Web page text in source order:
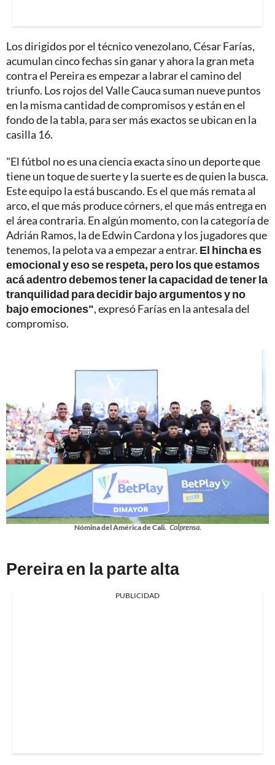
Los dirigidos por el técnico venezolano, César Farías,
acumulan cinco fechas sin ganar y ahora la gran meta
contra el Pereira es empezar a labrar el camino del
triunfo. Los rojos del Valle Cauca suman nueve puntos
en la misma cantidad de compromisos y están en el
fondo de la tabla, para ser más exactos se ubican en la
casilla 16.
"El fútbol no es una ciencia exacta sino un deporte que
tiene un toque de suerte y la suerte es de quien la busca.
Este equipo la está buscando. Es el que más remata al
arco, el que más produce córners, el que más entrega en
el área contraria. En algún momento, con la categoría de
Adrián Ramos, la de Edwin Cardona y los jugadores que
tenemos, la pelota va a empezar a entrar. El hincha es
emocional y eso se respeta, pero los que estamos
acá adentro debemos tener la capacidad de tener la
tranquilidad para decidir bajo argumentos y no
bajo emociones", expresó Farías en la antesala del
compromiso.
Nómina del América de Cali. Colprensa.
Pereira en la parte alta
PUBLICIDAD